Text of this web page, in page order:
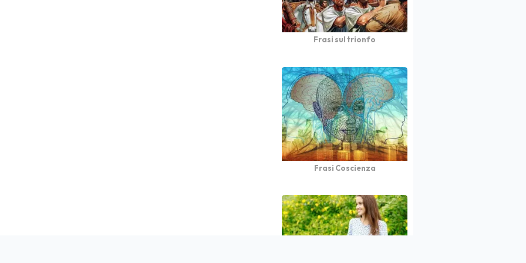
Frasi sul trionfo
Frasi Coscienza